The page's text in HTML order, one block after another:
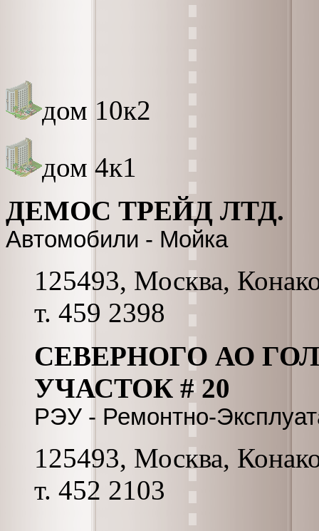
дом 10к2
дом 4к1
ДЕМОС ТРЕЙД ЛТД.
Автомобили - Мойка
125493, Москва,
т. 459 2398
СЕВЕРНОГО АО
УЧАСТОК # 20
РЭУ - Ремонтно-
125493, Москва,
т. 452 2103